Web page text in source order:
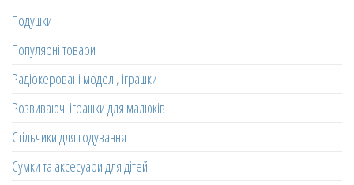
Подушки
Популярні товари
Радіокеровані моделі, іграшки
Розвиваючі іграшки для малюків
Стільчики для годування
Сумки та аксесуари для дітей